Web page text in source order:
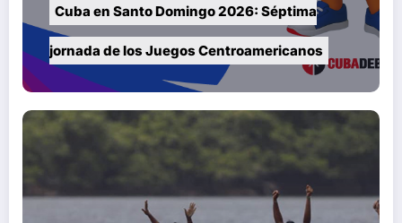
Cuba en Santo Domingo 2026: Séptima
jornada de los Juegos Centroamericanos